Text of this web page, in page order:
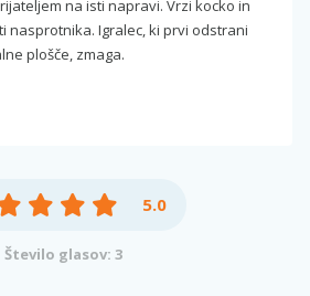
na isti napravi. Vrzi kocko in
nasprotnika. Igralec, ki prvi odstrani
plošče, zmaga.
5.0
Število glasov: 3